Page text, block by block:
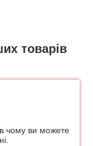
товарів
в чому ви можете